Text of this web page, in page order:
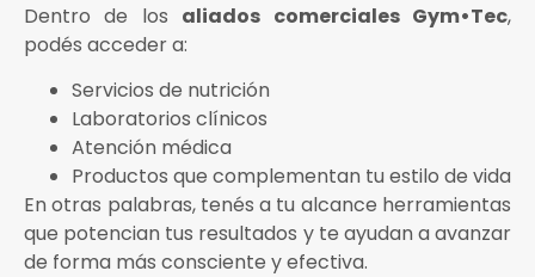
Dentro de los aliados comerciales Gym•Tec,
podés acceder a:
Servicios de nutrición
Laboratorios clínicos
Atención médica
Productos que complementan tu estilo de vida
En otras palabras, tenés a tu alcance herramientas
que potencian tus resultados y te ayudan a avanzar
de forma más consciente y efectiva.